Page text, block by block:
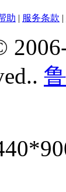
助 | 服务条款 |